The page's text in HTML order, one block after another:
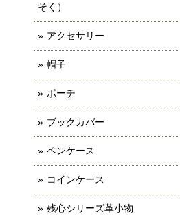
そく）
アクセサリー
帽子
ポーチ
ブックカバー
ペンケース
コインケース
残心シリーズ革小物